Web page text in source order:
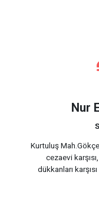
Nur
Kurtuluş
cezaevi
dükkanları